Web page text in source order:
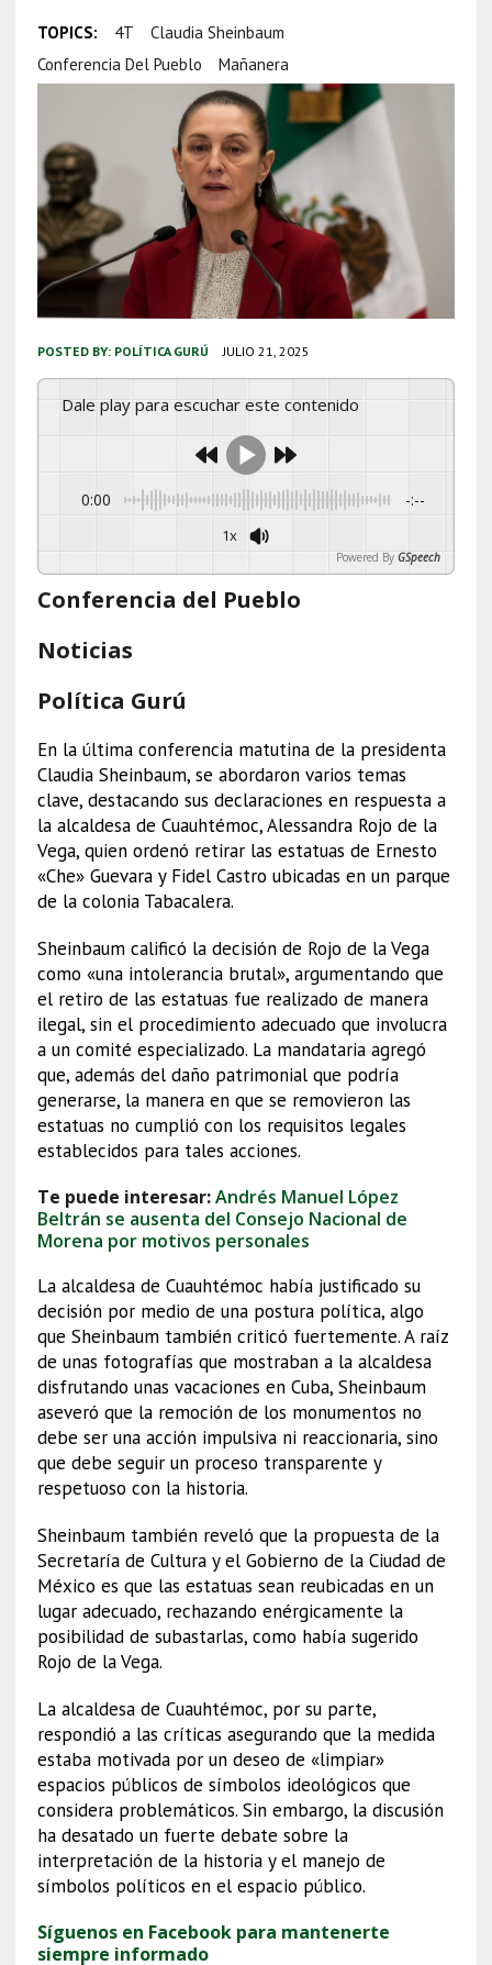
TOPICS: 4T
Claudia Sheinbaum
Conferencia Del Pueblo
Mañanera
POSTED BY: POLÍTICA GURÚ JULIO 21, 2025
Dale play para escuchar este contenido
0:00 -:--
1x
Powered By GSpeech
Conferencia del Pueblo
Noticias
Política Gurú
En la última conferencia matutina de la presidenta
Claudia Sheinbaum, se abordaron varios temas
clave, destacando sus declaraciones en respuesta a
la alcaldesa de Cuauhtémoc, Alessandra Rojo de la
Vega, quien ordenó retirar las estatuas de Ernesto
«Che» Guevara y Fidel Castro ubicadas en un parque
de la colonia Tabacalera.
Sheinbaum calificó la decisión de Rojo de la Vega
como «una intolerancia brutal», argumentando que
el retiro de las estatuas fue realizado de manera
ilegal, sin el procedimiento adecuado que involucra
a un comité especializado. La mandataria agregó
que, además del daño patrimonial que podría
generarse, la manera en que se removieron las
estatuas no cumplió con los requisitos legales
establecidos para tales acciones.
Te puede interesar:Andrés Manuel López
Beltrán se ausenta del Consejo Nacional de
Morena por motivos personales
La alcaldesa de Cuauhtémoc había justificado su
decisión por medio de una postura política, algo
que Sheinbaum también criticó fuertemente. A raíz
de unas fotografías que mostraban a la alcaldesa
disfrutando unas vacaciones en Cuba, Sheinbaum
aseveró que la remoción de los monumentos no
debe ser una acción impulsiva ni reaccionaria, sino
que debe seguir un proceso transparente y
respetuoso con la historia.
Sheinbaum también reveló que la propuesta de la
Secretaría de Cultura y el Gobierno de la Ciudad de
México es que las estatuas sean reubicadas en un
lugar adecuado, rechazando enérgicamente la
posibilidad de subastarlas, como había sugerido
Rojo de la Vega.
La alcaldesa de Cuauhtémoc, por su parte,
respondió a las críticas asegurando que la medida
estaba motivada por un deseo de «limpiar»
espacios públicos de símbolos ideológicos que
considera problemáticos. Sin embargo, la discusión
ha desatado un fuerte debate sobre la
interpretación de la historia y el manejo de
símbolos políticos en el espacio público.
Síguenos en Facebook para mantenerte
siempre informado